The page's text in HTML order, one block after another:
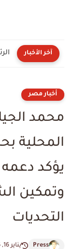
آخر الأخبار
أخبار مصر
محمد
المحلية
يؤكد دعمه
وتمكين
التحديات
Press يناير 16, 2026